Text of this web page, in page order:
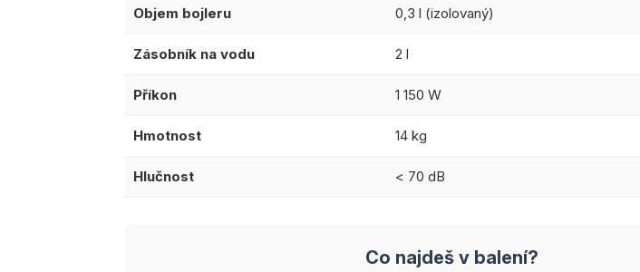
Objem bojleru 0,3 l (izolovaný)
Zásobník na vodu 2 l
Příkon 1 150 W
Hmotnost 14 kg
Hlučnost < 70 dB
Co najdeš v balení?